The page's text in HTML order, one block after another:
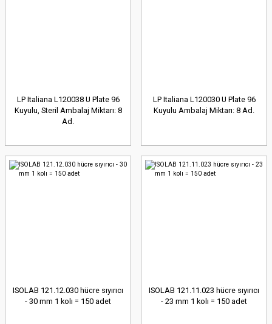
LP Italiana L120038 U Plate 96
Kuyulu, Steril Ambalaj Miktarı: 8
Ad.
LP Italiana L120030 U Plate 96
Kuyulu Ambalaj Miktarı: 8 Ad.
ISOLAB 121.12.030 hücre sıyırıcı
- 30 mm 1 kolı = 150 adet
ISOLAB 121.11.023 hücre sıyırıcı
- 23 mm 1 kolı = 150 adet